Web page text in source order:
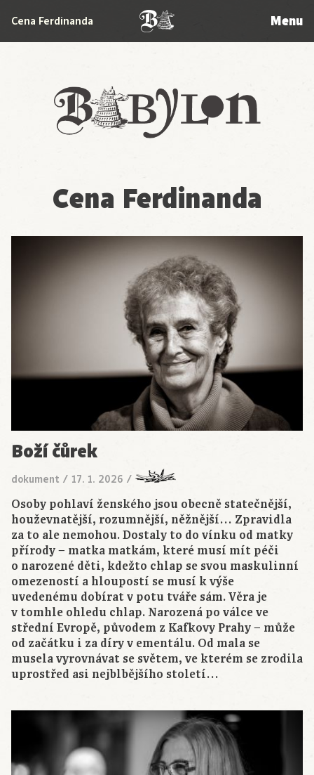
Babylon
Cena Ferdinanda Menu
Cena Ferdinanda
Boží čůrek
dokument / 17. 1. 2026 /
Osoby pohlaví ženského jsou obecně statečnější,
houževnatější, rozumnější, něžnější… Zpravidla
za to ale nemohou. Dostaly to do vínku od matky
přírody − matka matkám, které musí mít péči
o narozené děti, kdežto chlap se svou maskulinní
omezeností a hloupostí se musí k výše
uvedenému dobírat v potu tváře sám. Věra je
v tomhle ohledu chlap. Narozená po válce ve
střední Evropě, původem z Kafkovy Prahy − může
od začátku i za díry v ementálu. Od mala se
musela vyrovnávat se světem, ve kterém se zrodila
uprostřed asi nejblbějšího století…